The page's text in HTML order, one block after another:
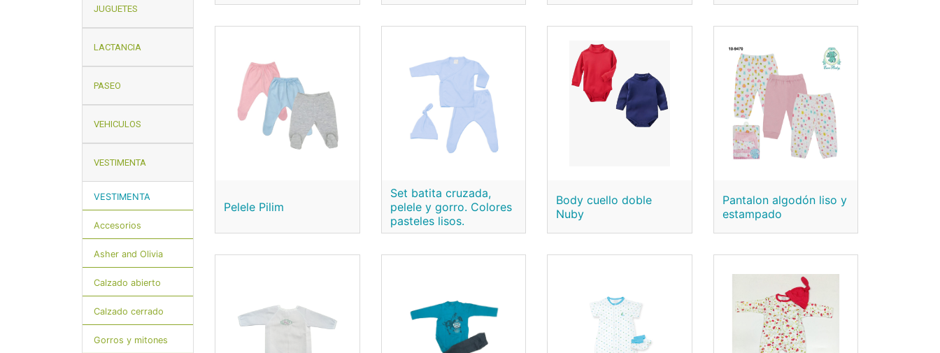
JUGUETES
LACTANCIA
PASEO
VEHICULOS
VESTIMENTA
VESTIMENTA
Accesorios
Asher and Olivia
Calzado abierto
Calzado cerrado
Gorros y mitones
Pelele Pilim
Set batita cruzada,
pelele y gorro. Colores
pasteles lisos.
Body cuello doble
Nuby
Pantalon algodón liso y
estampado